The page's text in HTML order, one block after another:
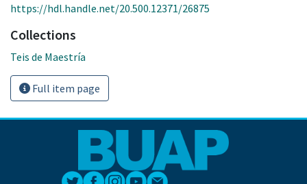
https://hdl.handle.net/20.500.12371/26875
Collections
Teis de Maestría
Full item page